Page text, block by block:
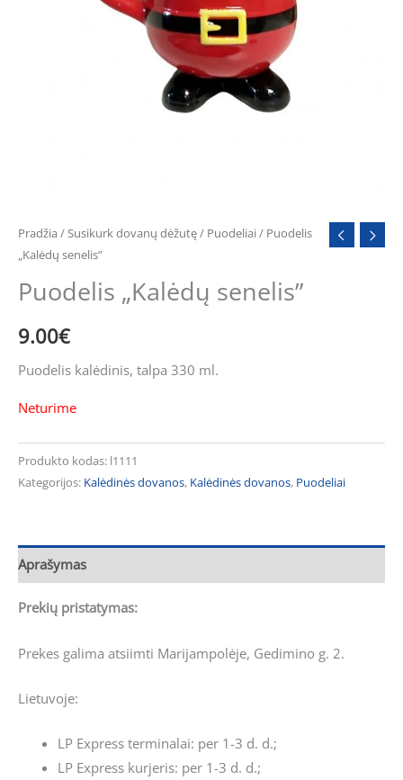
Pradžia /Susikurk dovanų dėžutę/ Puodeliai/ Puodelis
„Kalėdų senelis”
Puodelis „Kalėdų senelis”
9.00€
Puodelis kalėdinis, talpa 330 ml.
Neturime
Produkto kodas: l1111
Kategorijos: Kalėdinės dovanos, Kalėdinės dovanos, Puodeliai
Aprašymas
Prekių pristatymas:
Prekes galima atsiimti Marijampolėje, Gedimino g. 2.
Lietuvoje:
LP Express terminalai: per 1-3 d. d.;
LP Express kurjeris: per 1-3 d. d.;